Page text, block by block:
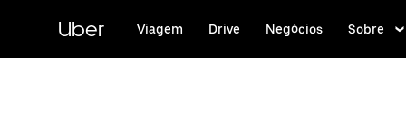
conteúdo
Uber Viagem Drive Negócios Sobre